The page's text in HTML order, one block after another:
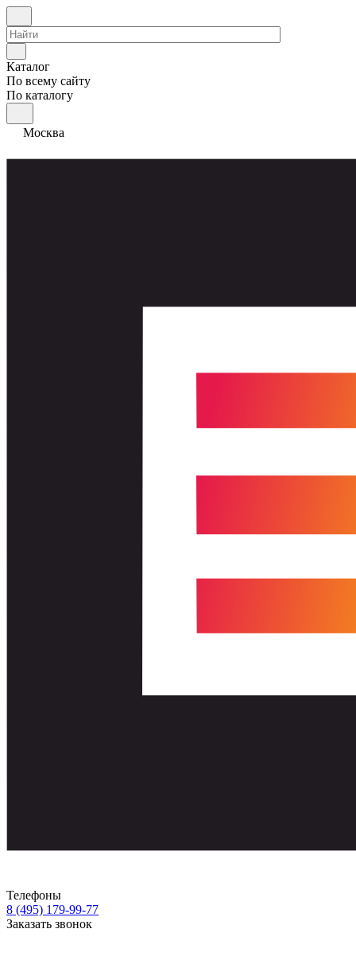
Каталог
По всему сайту
По каталогу
Москва
Телефоны
8 (495) 179-99-77
Заказать звонок